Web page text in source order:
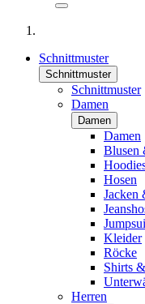
Schnittmuster
Schnittmuster
Schnittmuster
Damen
Damen
Damen
Blusen
Hosen
Jacken
Kleider
Röcke
Shirts
Herren